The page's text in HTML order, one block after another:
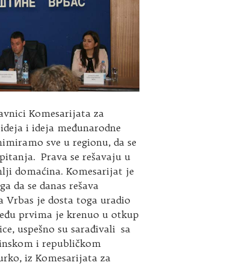
Komesarijata za
i ideja međunarodne
sve u regionu, da se
Prava se rešavaju u
domaćina. Komesarijat je
da se danas rešava
Vrbas je dosta toga uradio
prvima je krenuo u otkup
uspešno su sarađivali sa
i republičkom
iz Komesarijata za